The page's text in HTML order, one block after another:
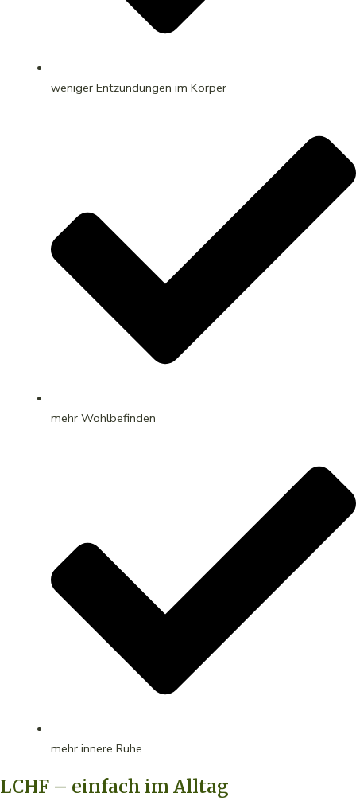
weniger Entzündungen im Körper
mehr Wohlbefinden
mehr innere Ruhe
LCHF – einfach im Alltag